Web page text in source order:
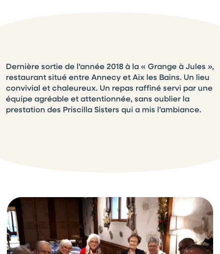
Dernière sortie de l’année 2018 à la « Grange à Jules »,
restaurant situé entre Annecy et Aix les Bains. Un lieu
convivial et chaleureux. Un repas raffiné servi par une
équipe agréable et attentionnée, sans oublier la
prestation des Priscilla Sisters qui a mis l’ambiance.